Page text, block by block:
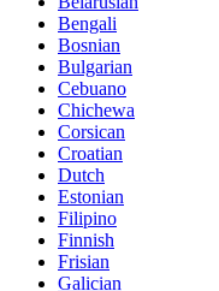
Bengali
Bosnian
Bulgarian
Cebuano
Chichewa
Corsican
Croatian
Dutch
Estonian
Filipino
Finnish
Frisian
Galician